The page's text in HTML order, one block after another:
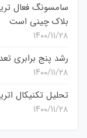
سامسونگ فعال‌
بلاک چینی است
۱۴۰۰/۱۱/۲۸
رشد پنج برابری
۱۴۰۰/۱۱/۲۸
تحلیل تکنیکال اتریوم؛
۱۴۰۰/۱۱/۲۸